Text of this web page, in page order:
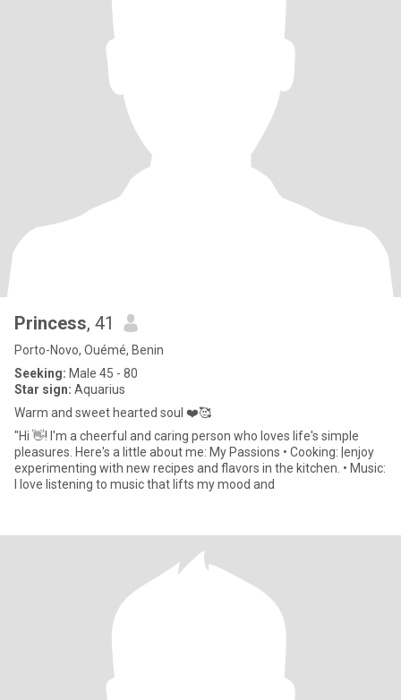
Princess, 41
Porto-Novo, Ouémé, Benin
Seeking: Male 45 - 80
Star sign: Aquarius
Warm and sweet hearted soul ❤️🥰
"Hi 👋! I'm a cheerful and caring person who loves life's simple
pleasures. Here's a little about me: My Passions • Cooking: |enjoy
experimenting with new recipes and flavors in the kitchen. • Music:
I love listening to music that lifts my mood and